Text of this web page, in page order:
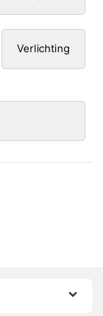
Verlichting